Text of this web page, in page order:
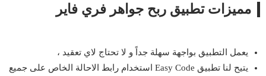
مميزات تطبيق ربح جواهر فري فاير
يعمل التطبيق بواجهة سهلة جداً و لا تحتاج لاي تعقيد ،
يتيح لنا تطبيق Easy Code استخدام رابط الاحالة الخاص على جميع